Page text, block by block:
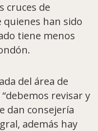
cruces de
han sido
tiene menos
del área de
revisar y
dan consejería
además hay